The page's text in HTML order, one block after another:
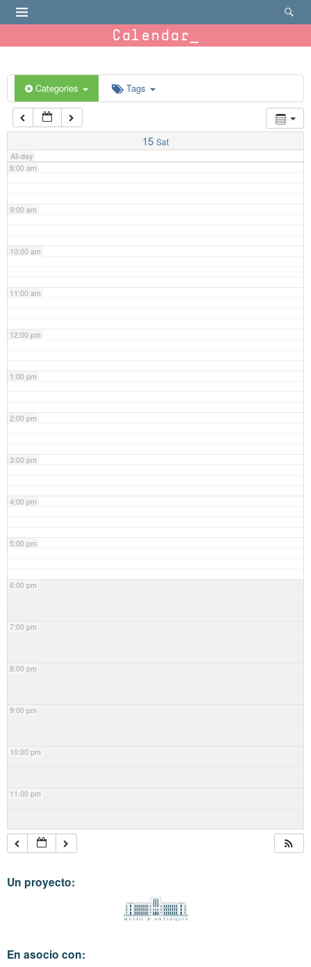
Calendar
Categories Tags
15 Sat
All-day
6:00 am
7:00 am
8:00 am
9:00 am
10:00 am
11:00 am
12:00 pm
1:00 pm
2:00 pm
3:00 pm
4:00 pm
5:00 pm
6:00 pm
7:00 pm
8:00 pm
9:00 pm
10:00 pm
11:00 pm
Un proyecto:
En asocio con: